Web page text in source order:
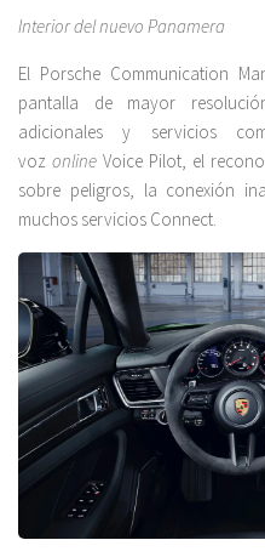
Interior del nuevo Panamera
El Porsche Communication
pantalla de mayor
adicionales y servicios
voz online Voice Pilot, el
sobre peligros, la conexión
muchos servicios Connect.